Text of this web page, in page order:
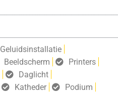
Geluidsinstallatie
Beeldscherm
Printers
Daglicht
Katheder
Podium